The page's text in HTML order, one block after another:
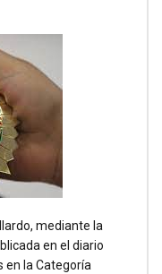
mediante la
en el diario
en la Categoría